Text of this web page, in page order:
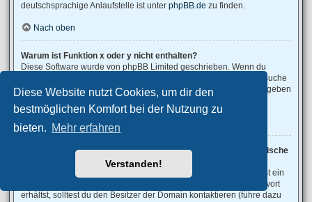
Diese Website nutzt Cookies, um dir den
bestmöglichen Komfort bei der Nutzung zu
bieten. Mehr erfahren
Verstanden!
deutschsprachige Anlaufstelle ist unter phpBB.de zu finden.
Nach oben
Warum ist Funktion x oder y nicht enthalten?
Diese Software wurde von phpBB Limited geschrieben. Wenn du
denkst, dass eine Funktion implementiert werden sollte, dann besuche
phpBB Ideas, wo du deine Stimme für bestehende Vorschläge abgeben
oder neue Funktionen vorschlagen kannst.
Nach oben
An wen soll ich mich wenden, falls es Beschwerden oder juristische
Anfragen zu diesem Forum gibt?
Jeder Administrator, der auf der „Das Team“-Seite aufgeführt ist, ist ein
geeigneter Kontakt für deine Beschwerde. Wenn du so keine Antwort
erhältst, solltest du den Besitzer der Domain kontaktieren (führe dazu